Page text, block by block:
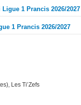
1 Prancis 2026/2027
1 Prancis 2026/2027
Les Ti’Zefs